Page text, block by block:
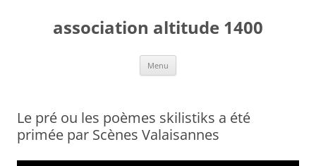
contenuassociation altitude 1400
Menu
Le pré ou les poèmes skilistiks a été
primée par Scènes Valaisannes